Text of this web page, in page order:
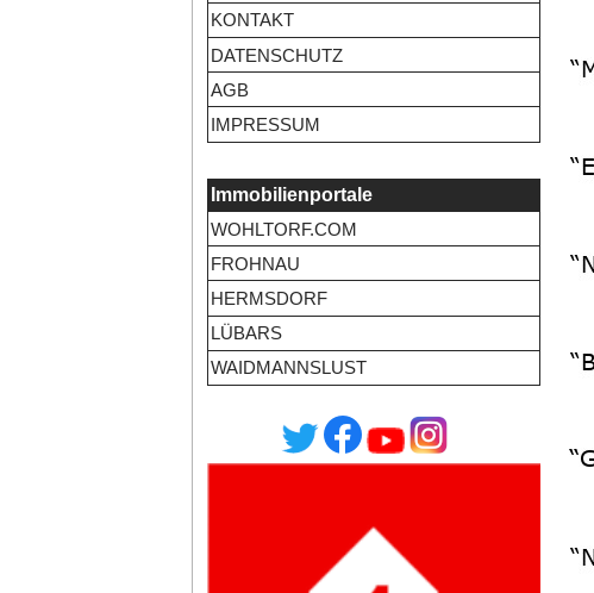
KONTAKT
DATENSCHUTZ
AGB
IMPRESSUM
Immobilienportale
WOHLTORF.COM
FROHNAU
HERMSDORF
LÜBARS
WAIDMANNSLUST